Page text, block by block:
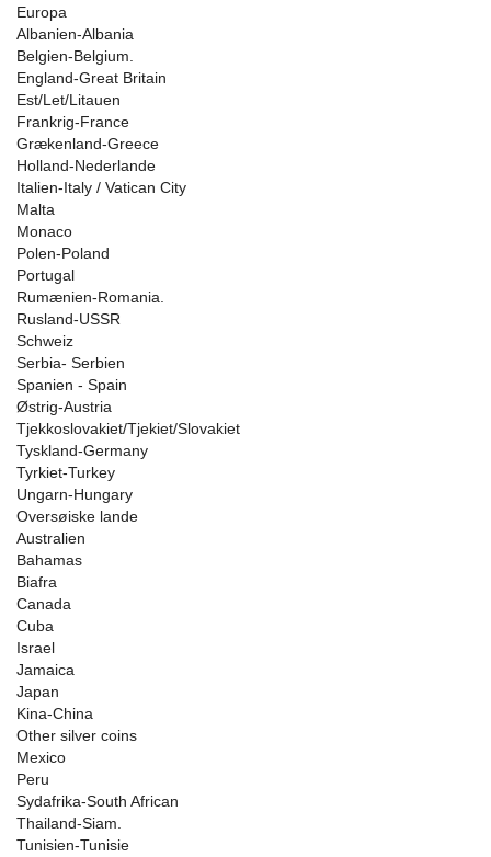
Europa
Albanien-Albania
Belgien-Belgium.
England-Great Britain
Est/Let/Litauen
Frankrig-France
Grækenland-Greece
Holland-Nederlande
Italien-Italy / Vatican City
Malta
Monaco
Polen-Poland
Portugal
Rumænien-Romania.
Rusland-USSR
Schweiz
Serbia- Serbien
Spanien - Spain
Østrig-Austria
Tjekkoslovakiet/Tjekiet/Slovakiet
Tyskland-Germany
Tyrkiet-Turkey
Ungarn-Hungary
Oversøiske lande
Australien
Bahamas
Biafra
Canada
Cuba
Israel
Jamaica
Japan
Kina-China
Other silver coins
Mexico
Peru
Sydafrika-South African
Thailand-Siam.
Tunisien-Tunisie